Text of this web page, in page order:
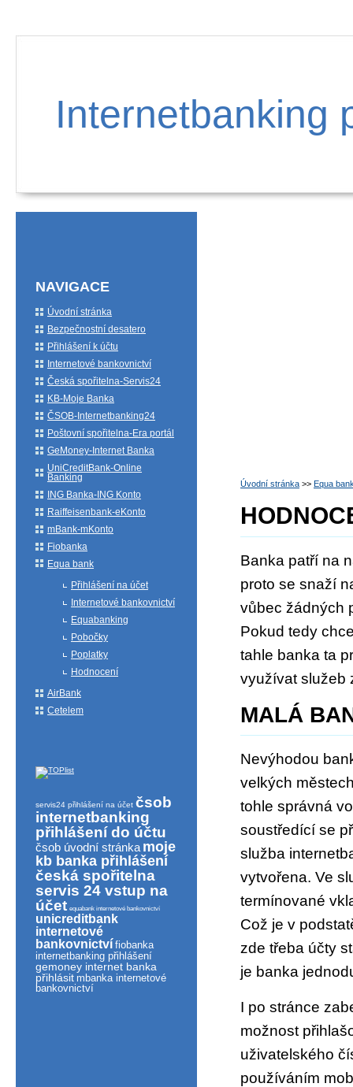
Internetbanking
Úvodní stránka >> Equa
Banka patří na
proto se snaží
vůbec žádných
Pokud tedy
tahle banka ta
využívat služeb
MALÁ
Nevýhodou
velkých
tohle správná
soustředící se
služba
vytvořena. Ve
termínované
Což je v
zde třeba účty
je banka
I po stránce
možnost
uživatelského
používáním
NAVIGACE
Úvodní stránka
Bezpečnostní desatero
Přihlášení k účtu
Internetové bankovnictví
Česká spořitelna-Servis24
KB-Moje Banka
ČSOB-Internetbanking24
Poštovní spořitelna-Era portál
GeMoney-Internet Banka
UniCreditBank-Online
Banking
ING Banka-ING Konto
Raiffeisenbank-eKonto
mBank-mKonto
Fiobanka
Equa bank
Přihlášení na účet
Internetové bankovnictví
Equabanking
Pobočky
Poplatky
Hodnocení
AirBank
Cetelem
servis24 přihlášení na účet čsob
internetbanking
přihlášení do účtu
čsob úvodní stránka moje
kb banka přihlášení
česká spořitelna
servis 24 vstup na
účet equabank internetové bankovnictví
unicreditbank
internetové
bankovnictví fiobanka
internetbanking přihlášení
gemoney internet banka
přihlásit mbanka internetové
bankovnictví